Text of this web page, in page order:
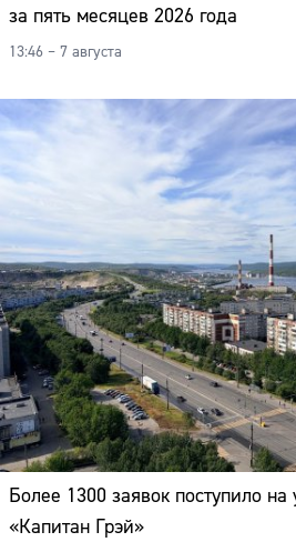
за пять месяцев 2026 года
13:46 – 7 августа
Более 1300 заявок поступило на
«Капитан Грэй»